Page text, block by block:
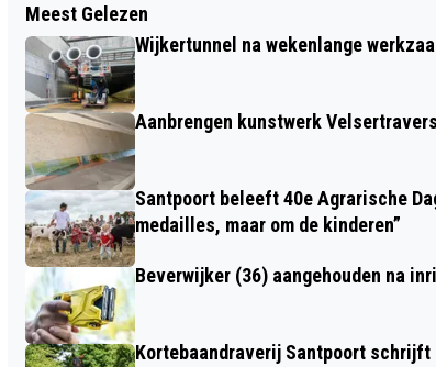
FEESTELIJKE OPENING NIEUWE H&M
BREESTRAAT BEVERWIJK
Meest Gelezen
Wijkertunnel na wekenlange
Aanbrengen kunstwerk
Santpoort beleeft 40e Agrarische
medailles, maar om de kinderen”
Beverwijker (36) aangehouden na
Kortebaandraverij Santpoort